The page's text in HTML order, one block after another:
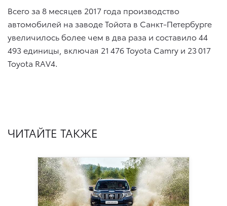
Всего за 8 месяцев 2017 года производство
автомобилей на заводе Тойота в Санкт-Петербурге
увеличилось более чем в два раза и составило 44
493 единицы, включая 21 476 Toyota Camry и 23 017
Toyota RAV4.
ЧИТАЙТЕ ТАКЖЕ